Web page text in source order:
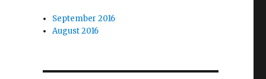
September 2016
August 2016